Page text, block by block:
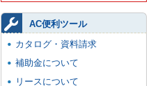
AC便利ツール
カタログ・資料請求
補助金について
リースについて